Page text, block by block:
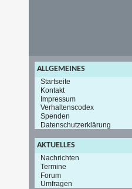
ALLGEMEINES
Startseite
Kontakt
Impressum
Verhaltenscodex
Spenden
Datenschutzerklärung
AKTUELLES
Nachrichten
Termine
Forum
Umfragen